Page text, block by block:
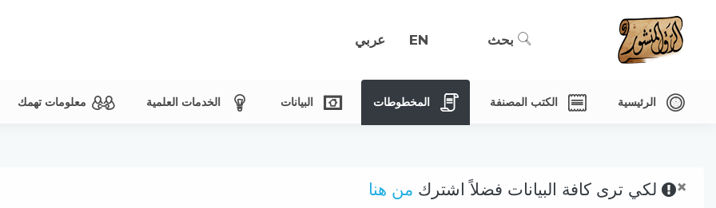
بحث EN عربي
الرئيسية الكتب المصنفة المخطوطات البيانات الخدمات العلمية معلومات تهمك
× لكي ترى كافة البيانات فضلاً اشترك من هنا